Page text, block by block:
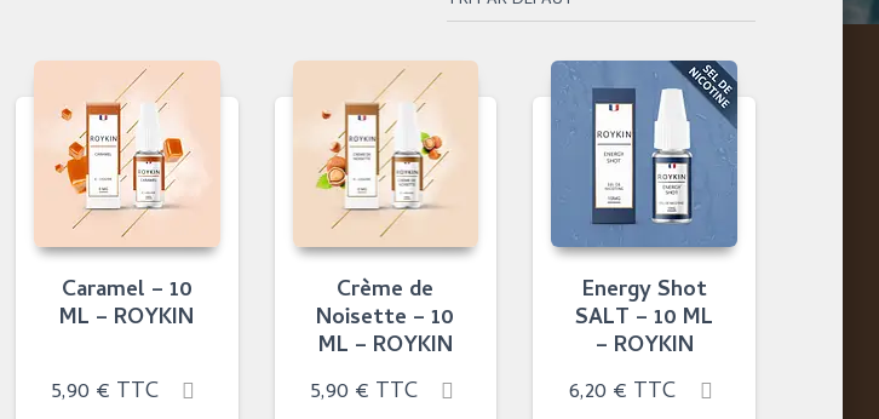
Caramel – 10
ML – ROYKIN
5,90 € TTC
Crème de
Noisette – 10
ML – ROYKIN
5,90 € TTC
Energy Shot
SALT – 10 ML
– ROYKIN
6,20 € TTC